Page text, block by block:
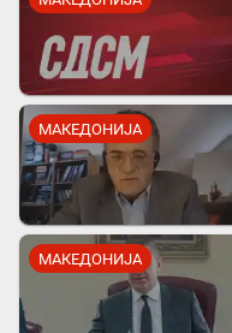
МАКЕДОНИЈА
МАКЕДОНИЈА